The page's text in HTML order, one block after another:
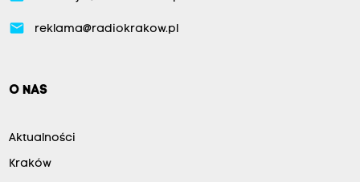
email reklama@radiokrakow.pl
O NAS
Aktualności
Kraków